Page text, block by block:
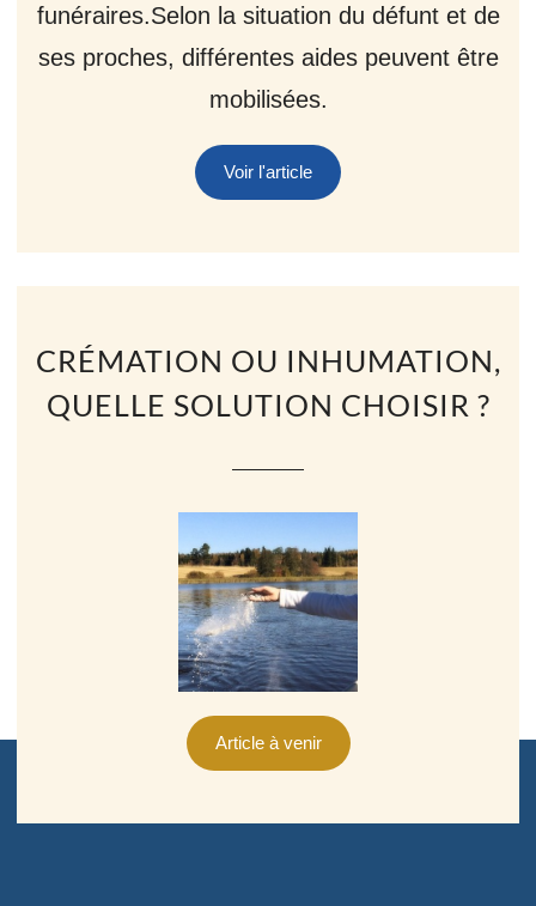
funéraires.Selon la situation du défunt et de
ses proches, différentes aides peuvent être
mobilisées.
Voir l'article
CRÉMATION OU INHUMATION,
QUELLE SOLUTION CHOISIR ?
Article à venir